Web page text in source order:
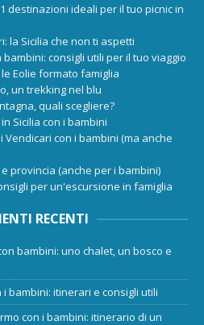
destinazioni ideali per il tuo picnic in
la Sicilia che non ti aspetti
consigli utili per il tuo viaggio
Eolie formato famiglia
un trekking nel blu
quali scegliere?
Sicilia con i bambini
con i bambini (ma anche
provincia (anche per i bambini)
per un'escursione in famiglia
RECENTI
bambini: uno chalet, un bosco e
bambini: itinerari e consigli utili
con i bambini: itinerario di un